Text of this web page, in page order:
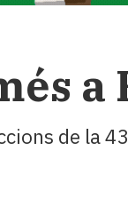
a
de la